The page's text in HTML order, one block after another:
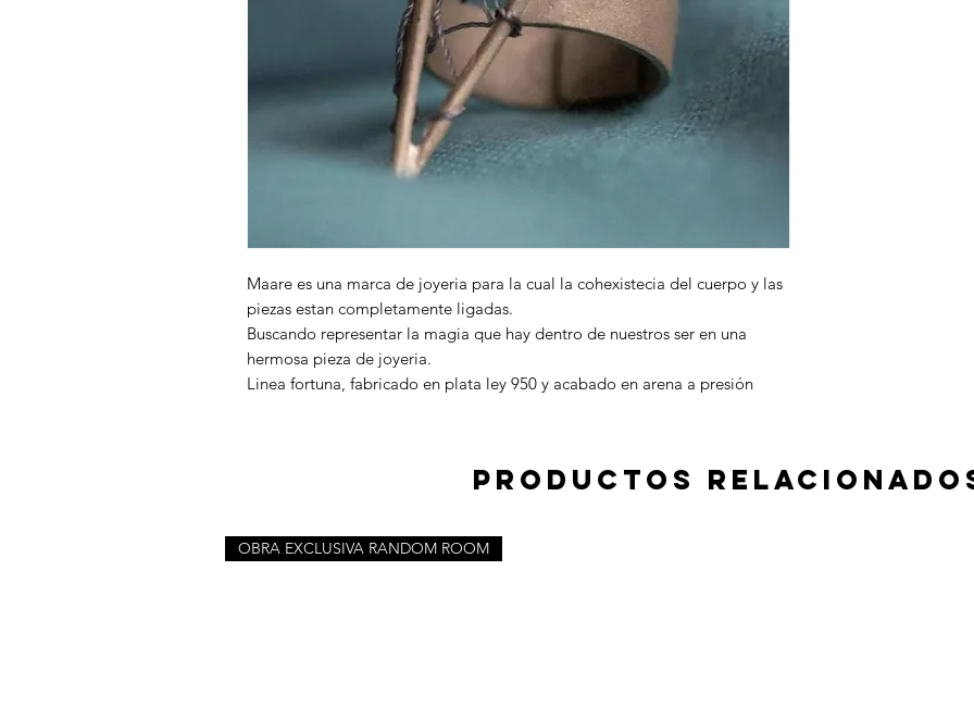
Maare es una marca de joyeria para la cual la cohexistecia del cuerpo y las
piezas estan completamente ligadas.
Buscando representar la magia que hay dentro de nuestros ser en una
hermosa pieza de joyeria.
Linea fortuna, fabricado en plata ley 950 y acabado en arena a presión
Productos
OBRA EXCLUSIVA RANDOM ROOM